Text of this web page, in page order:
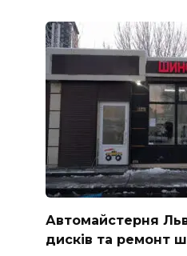
Автомайстерня
дисків та ремонт